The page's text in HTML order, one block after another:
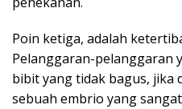
Poin ketiga, adalah
Pelanggaran-pelanggaran
bibit yang tidak bagus, jika
sebuah embrio yang